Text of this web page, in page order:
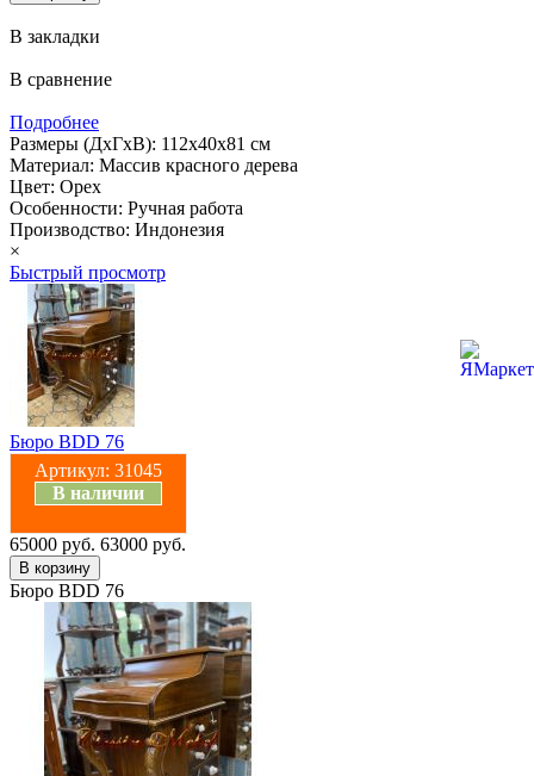
В закладки
В сравнение
Подробнее
Размеры (ДхГхВ): 112х40х81 см
Материал: Массив красного дерева
Цвет: Орех
Особенности: Ручная работа
Производство: Индонезия
×
Быстрый просмотр
Бюро BDD 76
Артикул: 31045
В наличии
65000 руб. 63000 руб.
Бюро BDD 76